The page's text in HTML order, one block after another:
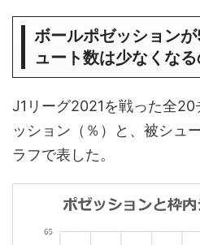
ボールポゼッション
ュート数は少なくなる
J1リーグ2021を戦った全
ッション（％）と、被シュ
ラフで表した。